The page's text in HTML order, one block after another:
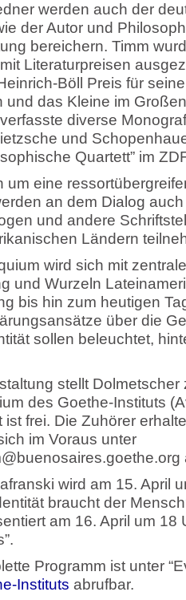
werden auch der
der Autor und
bereichern. Timm
Literaturpreisen
Böll Preis für
und das Kleine im
diverse
und
Quartett” im
um eine
an dem Dialog
und andere
Ländern
wird sich mit
und Wurzeln
bis hin zum heutigen
über die
sollen beleuchtet,
stellt
des Goethe-Instituts
ist frei. Die Zuhörer
im Voraus unter
wird am 15. April
braucht der
am 16. April um 18
Programm ist unter
Instituts abrufbar.